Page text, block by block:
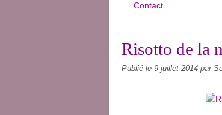
Contact
Risotto de la
Publié le 9 juillet 2014 par